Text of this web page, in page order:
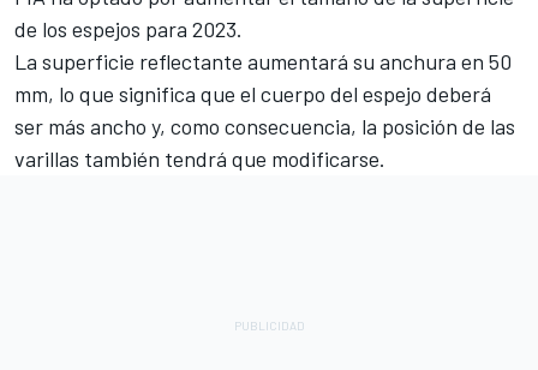
de los espejos para 2023.
La superficie reflectante aumentará su anchura en 50
mm, lo que significa que el cuerpo del espejo deberá
ser más ancho y, como consecuencia, la posición de las
varillas también tendrá que modificarse.